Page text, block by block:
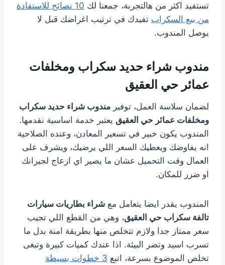
تستفيد اكثر من هالتجربة، جمعنا لك
10 نصائح للاستفادة
من بيع السكراب تفيدك في ترتيب اغراضك قبل لا
يوصل المندوب.
مندوب شراء حديد سكراب ومخلفات
عمائر حي العقيق
لضمان سلاسة العمل، توفير مندوب شراء حديد سكراب
ومخلفات عمائر حي العقيق يعتبر خدمة اساسية نقدمها.
المندوب يكون خبير في تسعير المعادن، وعنده الصلاحية
انه يفاوضك ويعطيك السعر اللي يرضيك، ويشرف على
العمال وقت التحميل عشان ما يصير اي ازعاج لجيرانك
او ضرر للمكان.
المندوب يقدر ايضا يتعامل مع شراء بطاريات سيارات
تالفة سكراب حي العقيق، وهي من القطع اللي تجيب
سعر ممتاز جدا ولازم تتخلص منها بطريقة امنة بدل ما
تسرب اسيد وتضر البيئة. اذا عندك كميات كبيرة وتبغى
تخلص الموضوع بسرعة، اتبع
3 خطوات بسيطة